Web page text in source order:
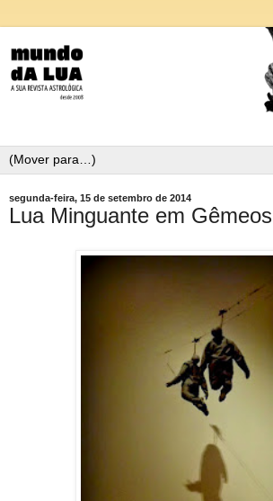
segunda-feira, 15 de setembro de 2014
Lua Minguante em Gêmeos